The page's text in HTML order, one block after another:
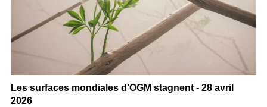
Les surfaces mondiales d’OGM stagnent - 28 avril
2026